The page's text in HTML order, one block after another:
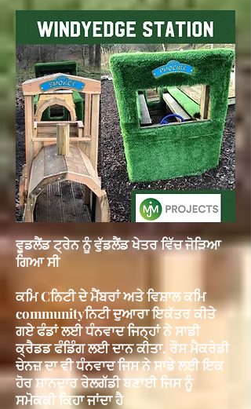
ਵੂਡਲੈਂਡ ਟ੍ਰੇਨ ਨੂੰ ਵੁੱਡਲੈਂਡ ਖੇਤਰ ਵਿੱਚ ਜੋੜਿਆ
ਗਿਆ ਸੀ
ਕਮਿ Cਨਿਟੀ ਦੇ ਮੈਂਬਰਾਂ ਅਤੇ ਵਿਸ਼ਾਲ ਕਮਿ
communityਨਿਟੀ ਦੁਆਰਾ ਇਕੱਤਰ ਕੀਤੇ
ਗਏ ਫੰਡਾਂ ਲਈ ਧੰਨਵਾਦ ਜਿਨ੍ਹਾਂ ਨੇ ਸਾਡੀ
ਕ੍ਰੈਡਡ ਫੰਡਿੰਗ ਲਈ ਦਾਨ ਕੀਤਾ. ਰੌਸ ਮੈਕਰੇਡੀ
ਚੇਨਜ਼ ਦਾਵੀ ਧੰਨਵਾਦਜਿਸ ਨੇ ਸਾਡੇ ਲਈ ਇਕ
ਹੋਰ ਸ਼ਾਨਦਾਰ ਰੇਲਗੱਡੀ ਬਣਾਈ ਜਿਸ ਨੂੰ
ਸਮੋਕਕੀ ਕਿਹਾ ਜਾਂਦਾ ਹੈ